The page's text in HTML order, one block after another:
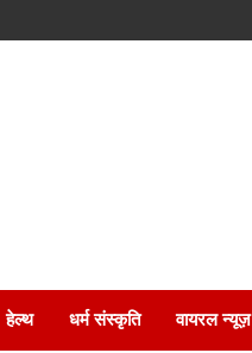
हेल्थ धर्म संस्कृति वायरल न्यूज़